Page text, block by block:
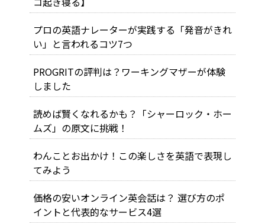
プロの英語ナレーターが実践する「発音がきれ
い」と言われるコツ7つ
PROGRITの評判は？ワーキングマザーが体験
しました
読めば賢くなれるかも？「シャーロック・ホー
ムズ」の原文に挑戦！
わんことお出かけ！この楽しさを英語で表現し
てみよう
価格の安いオンライン英会話は？ 選び方のポ
イントと代表的なサービス4選